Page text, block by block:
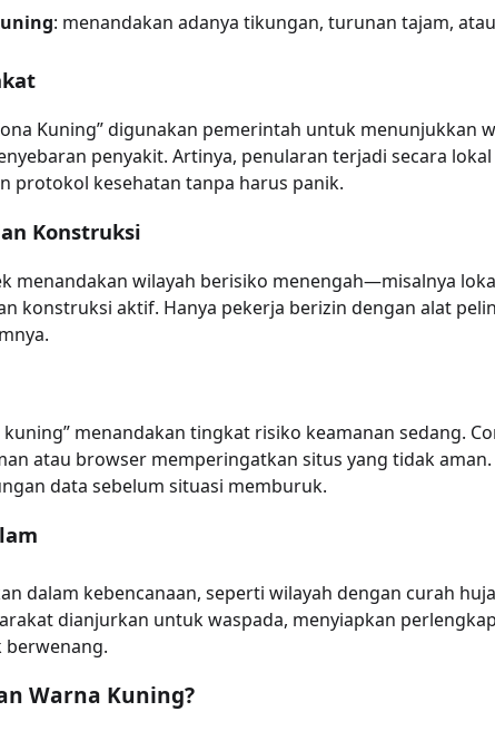
: menandakan adanya tikungan, turunan tajam,
Kuning” digunakan pemerintah untuk menunjukkan
penyakit. Artinya, penularan terjadi secara
protokol kesehatan tanpa harus panik.
Konstruksi
menandakan wilayah berisiko menengah—misalnya
konstruksi aktif. Hanya pekerja berizin dengan alat
menandakan tingkat risiko keamanan sedang.
atau browser memperingatkan situs yang tidak
data sebelum situasi memburuk.
dalam kebencanaan, seperti wilayah dengan curah
dianjurkan untuk waspada, menyiapkan
Warna Kuning?